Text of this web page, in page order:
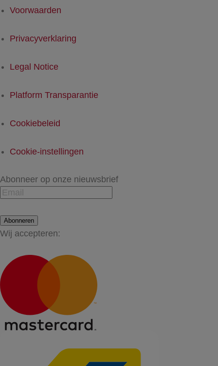
Voorwaarden
Privacyverklaring
Legal Notice
Platform Transparantie
Cookiebeleid
Cookie-instellingen
Abonneer op onze nieuwsbrief
Abonneren
Wij accepteren: